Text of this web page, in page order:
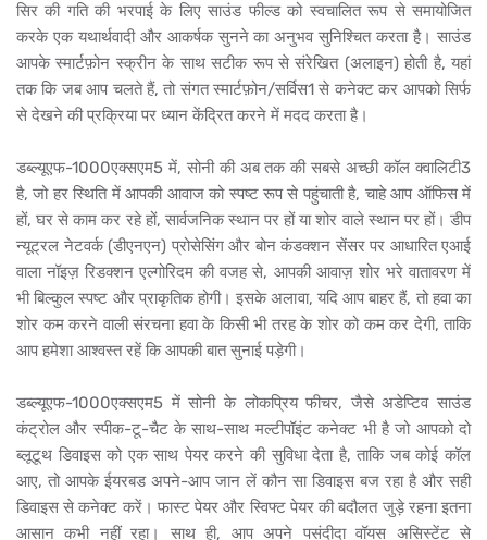
सिर की गति की भरपाई के लिए साउंड फील्ड को स्वचालित रूप से समायोजित
करके एक यथार्थवादी और आकर्षक सुनने का अनुभव सुनिश्चित करता है। साउंड
आपके स्मार्टफ़ोन स्क्रीन के साथ सटीक रूप से संरेखित (अलाइन) होती है, यहां
तक कि जब आप चलते हैं, तो संगत स्मार्टफ़ोन/सर्विस1 से कनेक्ट कर आपको सिर्फ
से देखने की प्रक्रिया पर ध्यान केंद्रित करने में मदद करता है।
डब्ल्यूएफ-1000एक्सएम5 में, सोनी की अब तक की सबसे अच्छी कॉल क्वालिटी3
है, जो हर स्थिति में आपकी आवाज को स्पष्ट रूप से पहुंचाती है, चाहे आप ऑफिस में
हों, घर से काम कर रहे हों, सार्वजनिक स्थान पर हों या शोर वाले स्थान पर हों। डीप
न्यूट्रल नेटवर्क (डीएनएन) प्रोसेसिंग और बोन कंडक्शन सेंसर पर आधारित एआई
वाला नॉइज़ रिडक्शन एल्गोरिदम की वजह से, आपकी आवाज़ शोर भरे वातावरण में
भी बिल्कुल स्पष्ट और प्राकृतिक होगी। इसके अलावा, यदि आप बाहर हैं, तो हवा का
शोर कम करने वाली संरचना हवा के किसी भी तरह के शोर को कम कर देगी, ताकि
आप हमेशा आश्वस्त रहें कि आपकी बात सुनाई पड़ेगी।
डब्ल्यूएफ-1000एक्सएम5 में सोनी के लोकप्रिय फीचर, जैसे अडेप्टिव साउंड
कंट्रोल और स्पीक-टू-चैट के साथ-साथ मल्टीपॉइंट कनेक्ट भी है जो आपको दो
ब्लूटूथ डिवाइस को एक साथ पेयर करने की सुविधा देता है, ताकि जब कोई कॉल
आए, तो आपके ईयरबड अपने-आप जान लें कौन सा डिवाइस बज रहा है और सही
डिवाइस से कनेक्ट करें। फास्ट पेयर और स्विफ्ट पेयर की बदौलत जुड़े रहना इतना
आसान कभी नहीं रहा। साथ ही, आप अपने पसंदीदा वॉयस असिस्टेंट से